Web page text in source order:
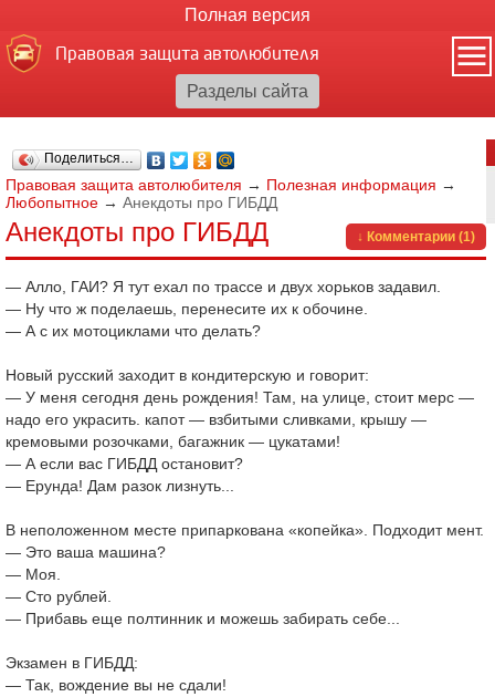
Полная версия
Правовая защита автолюбителя
Поделиться…
Правовая защита автолюбителя → Полезная информация →
Любопытное → Анекдоты про ГИБДД
↓ Комментарии (1)
Анекдоты про ГИБДД
— Алло, ГАИ? Я тут ехал по трассе и двух хорьков задавил.
— Ну что ж поделаешь, перенесите их к обочине.
— А с их мотоциклами что делать?
Новый русский заходит в кондитерскую и говорит:
— У меня сегодня день рождения! Там, на улице, стоит мерс —
надо его украсить. капот — взбитыми сливками, крышу —
кремовыми розочками, багажник — цукатами!
— А если вас ГИБДД остановит?
— Ерунда! Дам разок лизнуть...
В неположенном месте припаркована «копейка». Подходит мент.
— Это ваша машина?
— Моя.
— Сто рублей.
— Прибавь еще полтинник и можешь забирать себе...
Экзамен в ГИБДД:
— Так, вождение вы не сдали!